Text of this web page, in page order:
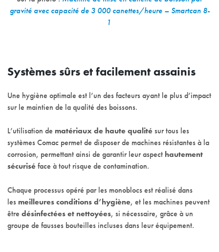
gravité avec capacité de 3 000 canettes/heure – Smartcan 8-
1
Systèmes sûrs et facilement assainis
Une hygiène optimale est l’un des facteurs ayant le plus d’impact
sur le maintien de la qualité des boissons.
L’utilisation de matériaux de haute qualitésur tous les
systèmes Comac permet de disposer de machines résistantes à la
corrosion, permettant ainsi de garantir leur aspect hautement
sécuriséface à tout risque de contamination.
Chaque processus opéré par les monoblocs est réalisé dans
les meilleures conditions d’hygiène, et les machines peuvent
être désinfectées et nettoyées, si nécessaire, grâce à un
groupe de fausses bouteilles incluses dans leur équipement.